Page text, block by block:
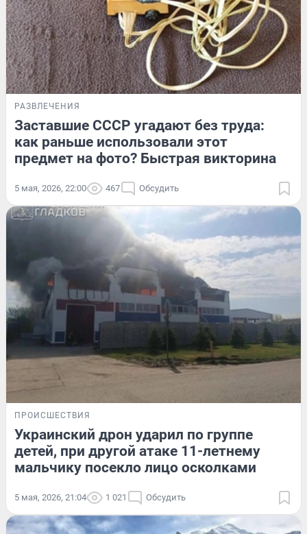
РАЗВЛЕЧЕНИЯ
Заставшие СССР угадают без труда:
как раньше использовали этот
предмет на фото? Быстрая викторина
5 мая, 2026, 22:00 467 Обсудить
ПРОИСШЕСТВИЯ
Украинский дрон ударил по группе
детей, при другой атаке 11-летнему
мальчику посекло лицо осколками
5 мая, 2026, 21:04 1 021 Обсудить